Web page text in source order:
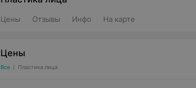
Цены Отзывы Инфо На карте
Цены
Все / Пластика лица